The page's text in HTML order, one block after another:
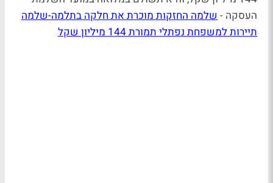
העסקה -שלמה החזקות מוכרת את חלקה בתלמה-שלמה
תיירות למשפחת נפתלי תמורת 144 מיליון שקל